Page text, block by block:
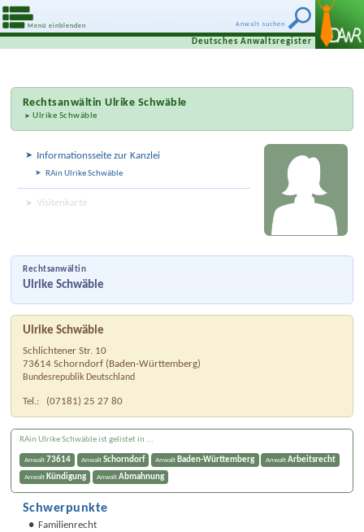
Anwalt suchen
Menü einblenden
Deutsches Anwaltsregister
RechtsanwältinUlrike Schwäble
Ulrike Schwäble
Informationsseite zur Kanzlei
RAin Ulrike Schwäble
Visitenkarte
Rechtsanwältin
Ulrike Schwäble
Ulrike Schwäble
Schlichtener Str. 10
73614 Schorndorf ( Baden-Württemberg)
Bundesrepublik Deutschland
Tel.: (07181) 25 27 80
RAin Ulrike Schwäble ist gelistet in ...
Anwalt 73614 Anwalt Schorndorf Anwalt Baden-Württemberg Anwalt Arbeitsrecht
Anwalt Kündigung Anwalt Abmahnung
Schwerpunkte
Familienrecht